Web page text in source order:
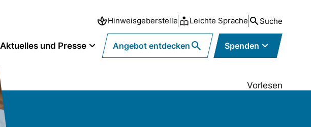
Hinweisgeberstelle Leichte Sprache Suche
Aktuelles und Presse Angebot entdecken Spenden
Vorlesen